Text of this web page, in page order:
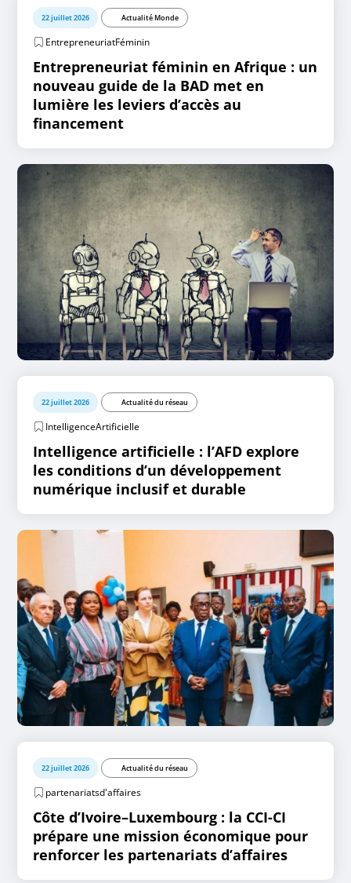
22 juillet 2026 Actualité Monde
EntrepreneuriatFéminin
Entrepreneuriat féminin en Afrique : un
nouveau guide de la BAD met en
lumière les leviers d’accès au
financement
22 juillet 2026 Actualité du réseau
IntelligenceArtificielle
Intelligence artificielle : l’AFD explore
les conditions d’un développement
numérique inclusif et durable
22 juillet 2026 Actualité du réseau
partenariatsd'affaires
Côte d’Ivoire–Luxembourg : la CCI-CI
prépare une mission économique pour
renforcer les partenariats d’affaires